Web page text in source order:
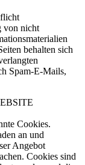
von nicht
behalten sich
Spam-E-Mails,
Cookies.
an und
Angebot
Cookies sind